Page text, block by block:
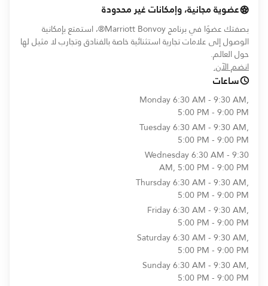
عضوية مجانية، وإمكانات غير محدودة
بصفتك عضوًا في برنامج Marriott Bonvoy®، استمتع بإمكانية
الوصول إلى علامات تجارية استثنائية خاصة بالفنادق وتجارب لا مثيل لها
حول العالم.
انضم الآن.
ساعات
Monday6:30 AM - 9:30 AM,
5:00 PM - 9:00 PM
Tuesday6:30 AM - 9:30 AM,
5:00 PM - 9:00 PM
Wednesday6:30 AM - 9:30
AM, 5:00 PM - 9:00 PM
Thursday6:30 AM - 9:30 AM,
5:00 PM - 9:00 PM
Friday6:30 AM - 9:30 AM,
5:00 PM - 9:00 PM
Saturday6:30 AM - 9:30 AM,
5:00 PM - 9:00 PM
Sunday6:30 AM - 9:30 AM,
5:00 PM - 9:00 PM